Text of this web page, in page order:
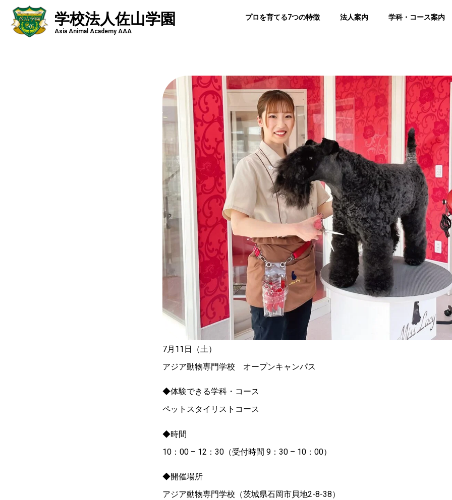
学校法人佐山学園
Asia Animal Academy AAA
プロを育てる7つの特徴 法人案内 学科・コース案内
7月11日（土）
アジア動物専門学校 オープンキャンパス
◆体験できる学科・コース
ペットスタイリストコース
◆時間
10：00 – 12：30（受付時間 9：30 – 10：00）
◆開催場所
アジア動物専門学校（茨城県石岡市貝地2-8-38）